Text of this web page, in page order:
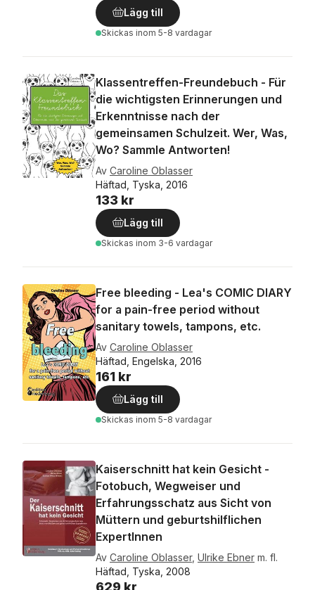
Lägg till
Skickas inom 5-8 vardagar
Klassentreffen-Freundebuch - Für
die wichtigsten Erinnerungen und
Erkenntnisse nach der
gemeinsamen Schulzeit. Wer, Was,
Wo? Sammle Antworten!
Av Caroline Oblasser
Häftad, Tyska, 2016
133 kr
Lägg till
Skickas inom 3-6 vardagar
Free bleeding - Lea's COMIC DIARY
for a pain-free period without
sanitary towels, tampons, etc.
Av Caroline Oblasser
Häftad, Engelska, 2016
161 kr
Lägg till
Skickas inom 5-8 vardagar
Kaiserschnitt hat kein Gesicht -
Fotobuch, Wegweiser und
Erfahrungsschatz aus Sicht von
Müttern und geburtshilflichen
ExpertInnen
Av Caroline Oblasser, Ulrike Ebner m. fl.
Häftad, Tyska, 2008
629 kr